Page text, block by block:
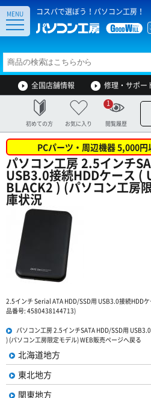
コスパで選ぼう！パソコン工房！
MENU
全国店舗情報 修理・サポー
初めての方 お気に入り 閲覧履歴
1
PCパーツ・周辺機器 5,000円
パソコン工房 2.5インチ
USB3.0接続HDDケース (
BLACK2 ) (パソコン工房
庫状況
2.5インチ Serial ATA HDD/SSD用 USB3.0接続HDD
品番号: 4580438144713)
パソコン工房 2.5インチSATA HDD/SSD用
) (パソコン工房限定モデル) WEB販売ページへ戻る
北海道地方
東北地方
関東地方